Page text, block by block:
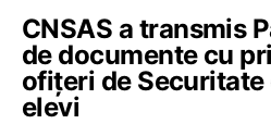
CNSAS a transmis
de documente cu
ofițeri de
elevi